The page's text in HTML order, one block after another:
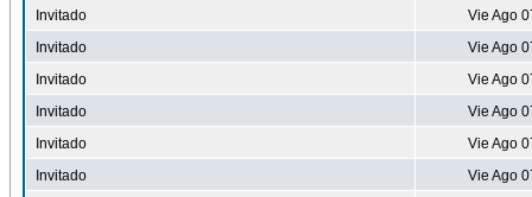
Invitado
Vie Ago
Invitado
Vie Ago
Invitado
Vie Ago
Invitado
Vie Ago
Invitado
Vie Ago
Invitado
Vie Ago